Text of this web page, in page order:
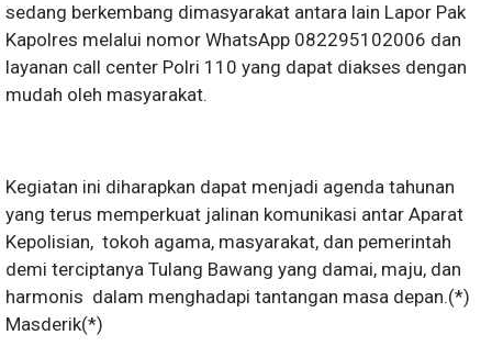
sedang berkembang dimasyarakat antara lain Lapor Pak
Kapolres melalui nomor WhatsApp 082295102006 dan
layanan call center Polri 110 yang dapat diakses dengan
mudah oleh masyarakat.
Kegiatan ini diharapkan dapat menjadi agenda tahunan
yang terus memperkuat jalinan komunikasi antar Aparat
Kepolisian, tokoh agama, masyarakat, dan pemerintah
demi terciptanya Tulang Bawang yang damai, maju, dan
harmonis dalam menghadapi tantangan masa depan.(*)
Masderik(*)